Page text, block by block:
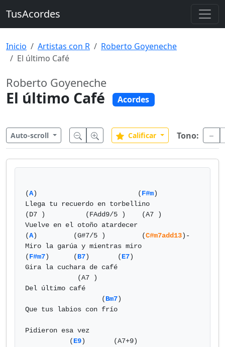
TusAcordes
Inicio Artistas con R
Roberto Goyeneche
El último Café
Roberto Goyeneche
El último Café Acordes
Auto-scroll Calificar Tono:
(A)                         (F#m)
Llega tu recuerdo en torbellino
(D7 )          (FAdd9/5 )    (A7 )
Vuelve en el otoño atardecer
(A)         (G#7/5 )         (C#m7add13)-
Miro la garúa y mientras miro
(F#m7)      (B7)       (E7)
Gira la cuchara de café
Del último café
                   (
Bm7)
Que tus labios con frío
Pidieron esa vez
           (
E9)       (A7+9)